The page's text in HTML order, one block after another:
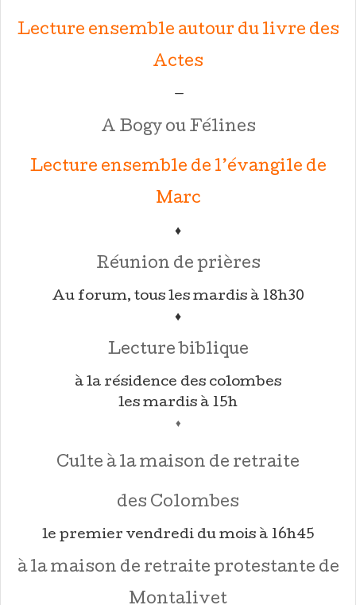
Lecture ensemble autour du livre des
Actes
—
A Bogy ou Félines
Lecture ensemble de l’évangile de
Marc
♦
Réunion de prières
Au forum, tous les mardis à 18h30
♦
Lecture biblique
à la résidence des colombes
les mardis à 15h
♦
Culte à la maison de retraite
des Colombes
le premier vendredi du mois à 16h45
à la maison de retraite protestante de
Montalivet